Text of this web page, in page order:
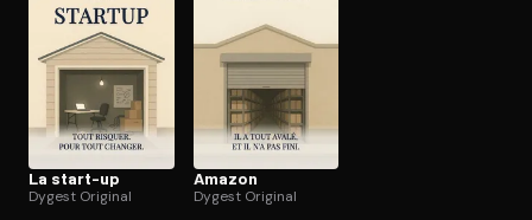
La start-up
Dygest Original
Amazon
Dygest Original